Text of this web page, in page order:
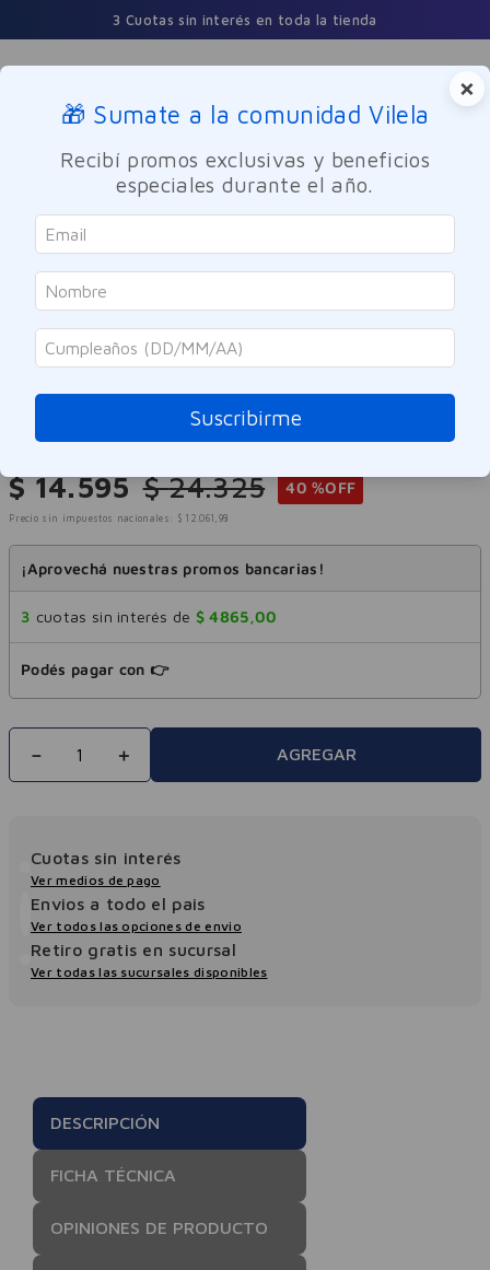
3 Cuotas sin interés en toda la tienda
Buscar
Dermocosmetica Corporal
Dove
Sérum Corporal Pantenol Dove
400 ml
Referencia:-318756
$ 14.595 $ 24.325 40 %OFF
Precio sin impuestos nacionales: $ 12 .061 , 98
¡Aprovechá nuestras promos bancarias!
3 cuotas sin interés de $ 4865,00
Podés pagar con 👉
＋
－ AGREGAR
Cuotas sin interés
Ver medios de pago
Envios a todo el pais
Ver todos las opciones de envio
Retiro gratis en sucursal
Ver todas las sucursales disponibles
DESCRIPCIÓN
FICHA TÉCNICA
OPINIONES DE PRODUCTO
×
🎁 Sumate a la comunidad Vilela
Recibí promos exclusivas y beneficios
especiales durante el año.
Suscribirme